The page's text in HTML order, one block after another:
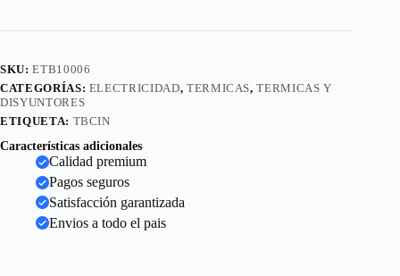
SKU:ETB10006
CATEGORÍAS: ELECTRICIDAD, TERMICAS,TERMICAS Y
DISYUNTORES
ETIQUETA: TBCIN
Características adicionales
Calidad premium
Pagos seguros
Satisfacción garantizada
Envios a todo el pais